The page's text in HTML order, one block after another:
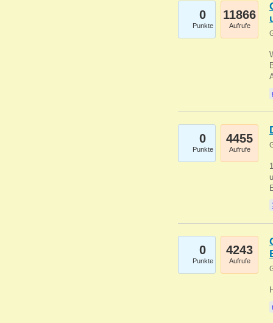
0
Punkte
11866
Aufrufe
0
Punkte
4455
Aufrufe
0
Punkte
4243
Aufrufe